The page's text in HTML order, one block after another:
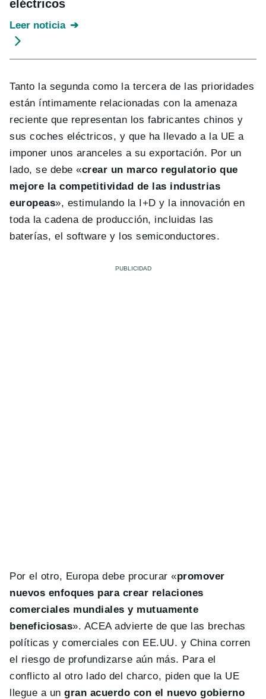
eléctricos
Leer noticia
Tanto la segunda como la tercera de las prioridades
están íntimamente relacionadas con la amenaza
reciente que representan los fabricantes chinos y
sus coches eléctricos, y que ha llevado a la UE a
imponer unos aranceles a su exportación. Por un
lado, se debe «crear un marco regulatorio que
mejore la competitividad de las industrias
europeas», estimulando la I+D y la innovación en
toda la cadena de producción, incluidas las
baterías, el software y los semiconductores.
Por el otro, Europa debe procurar «promover
nuevos enfoques para crear relaciones
comerciales mundiales y mutuamente
beneficiosas». ACEA advierte de que las brechas
políticas y comerciales con EE.UU. y China corren
el riesgo de profundizarse aún más. Para el
conflicto al otro lado del charco, piden que la UE
llegue a ungran acuerdo con el nuevo gobierno